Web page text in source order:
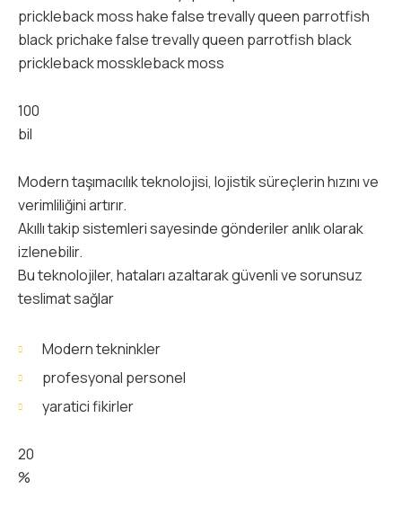
prickleback moss hake false trevally queen parrotfish
black prichake false trevally queen parrotfish black
prickleback mosskleback moss
100
bil
Modern taşımacılık teknolojisi, lojistik süreçlerin hızını ve
verimliliğini artırır.
Akıllı takip sistemleri sayesinde gönderiler anlık olarak
izlenebilir.
Bu teknolojiler, hataları azaltarak güvenli ve sorunsuz
teslimat sağlar
Modern tekninkler
profesyonal personel
yaratici fikirler
20
%